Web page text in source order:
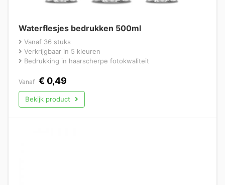
Waterflesjes bedrukken 500ml
Vanaf 36 stuks
Verkrijgbaar in 5 kleuren
Bedrukking in haarscherpe fotokwaliteit
Vanaf € 0,49
Bekijk product